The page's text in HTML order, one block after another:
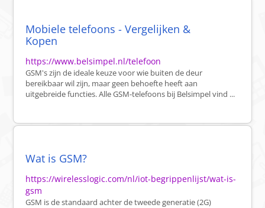
Mobiele telefoons - Vergelijken &
Kopen
https://www.belsimpel.nl/telefoon
GSM's zijn de ideale keuze voor wie buiten de deur
bereikbaar wil zijn, maar geen behoefte heeft aan
uitgebreide functies. Alle GSM-telefoons bij Belsimpel vind ...
Wat is GSM?
https://wirelesslogic.com/nl/iot-begrippenlijst/wat-is-
gsm
GSM is de standaard achter de tweede generatie (2G)